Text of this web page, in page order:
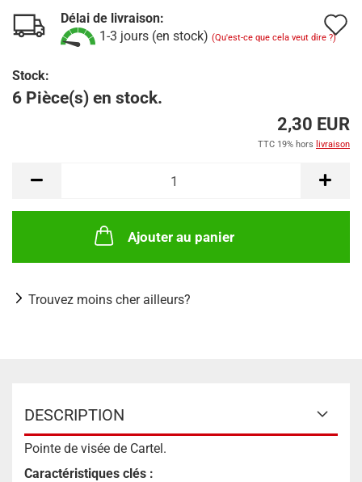
Délai de livraison:
1-3 jours (en stock) (Qu'est-ce que cela veut dire ?)
Stock:
6 Pièce(s) en stock.
2,30 EUR
TTC 19% hors livraison
Ajouter au panier
Trouvez moins cher ailleurs?
DESCRIPTION
Pointe de visée de Cartel.
Caractéristiques clés :